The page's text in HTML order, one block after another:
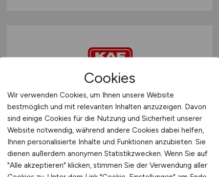
Elektroniker für die
Instandhaltung von
Schienenfahrzeugen(m/w/d)
KAF SigBahnTec GmbH
Cookies
Wir verwenden Cookies, um Ihnen unsere Website
bestmöglich und mit relevanten Inhalten anzuzeigen. Davon
sind einige Cookies für die Nutzung und Sicherheit unserer
Website notwendig, während andere Cookies dabei helfen,
Ihnen personalisierte Inhalte und Funktionen anzubieten. Sie
dienen außerdem anonymen Statistikzwecken. Wenn Sie auf
"Alle akzeptieren" klicken, stimmen Sie der Verwendung aller